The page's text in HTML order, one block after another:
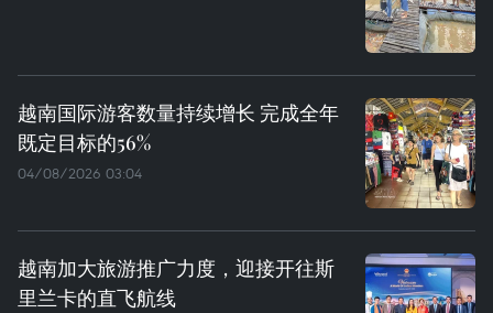
越南国际游客数量持续增长 完成全年
既定目标的56%
04/08/2026 03:04
越南加大旅游推广力度，迎接开往斯
里兰卡的直飞航线